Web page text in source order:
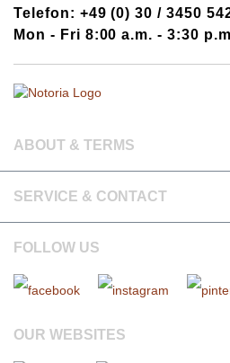
Telefon: +49 (0) 30 / 3450
Mon - Fri 8:00 a.m. - 3:30
ABOUT & TERMS
SERVICE & CONTACT
FOLLOW US
OUR WEBSITES